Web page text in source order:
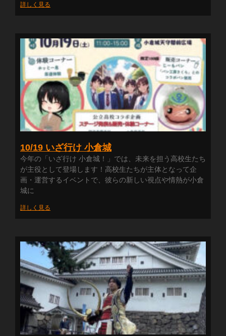
詳しく見る
10/19 いざ行け 小倉城
今年の「いざ行け 小倉城！」では、未来を担う高校生たち
が主役として登場します！高校生たちが主体となって企
画・運営するイベントで、彼らの新しい視点や情熱が小倉
城に
詳しく見る